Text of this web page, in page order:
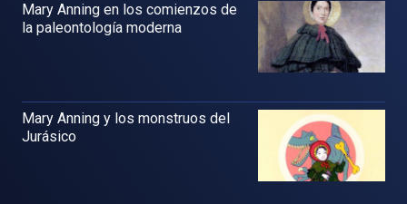
Mary Anning en los comienzos de
la paleontología moderna
Mary Anning y los monstruos del
Jurásico